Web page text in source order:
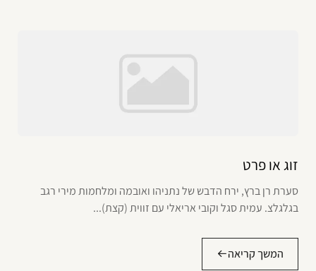
זוג או פרט
סערת רן ברץ, ירח הדבש של נתניהו ואובמה ומלחמות מירי רגב
בגלגלצ. עמית סגל וקובי אריאלי עם זווית (קצת)...
המשך קריאה